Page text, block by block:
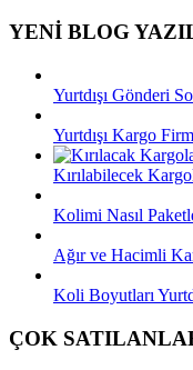
YENİ BLOG
Yurtdışı Gönderi
Yurtdışı Kargo
Kırılabilecek
Kolimi Nasıl
Ağır ve Hacimli
Koli Boyutları
ÇOK